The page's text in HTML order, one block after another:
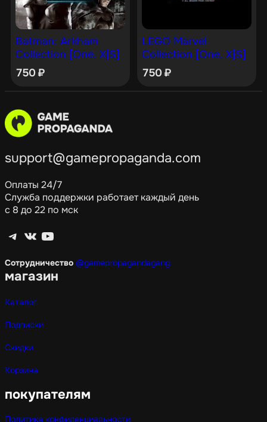
Batman: Arkham
Collection [One, X|S]
750₽
LEGO Marvel
Collection [One, X|S]
750₽
support@gamepropaganda.com
Оплаты 24/7
Служба поддержки работает каждый день
с 8 до 22 по мск
Telegram ВКонтакте YouTube
Сотрудничество @gamepropagandagang
магазин
Каталог
Подписки
Скидки
Корзина
покупателям
Политика конфиденциальности